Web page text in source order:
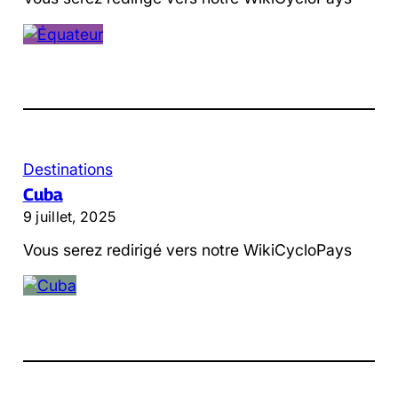
Destinations
Cuba
9 juillet, 2025
Vous serez redirigé vers notre WikiCycloPays